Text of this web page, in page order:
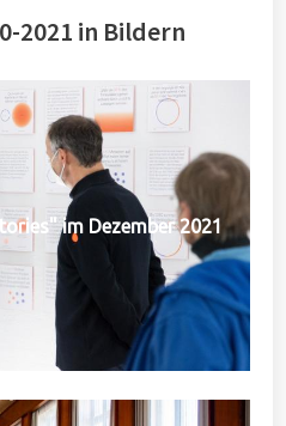
2021 in Bildern
im Dezember 2021